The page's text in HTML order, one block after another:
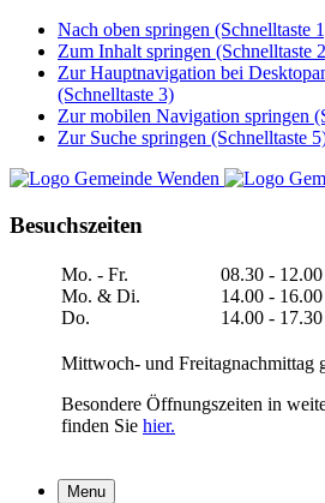
Nach oben springen (Schnelltaste
Zum Inhalt springen (Schnelltaste
Zur Hauptnavigation bei
(Schnelltaste 3)
Zur mobilen Navigation springen
Zur Suche springen (Schnelltaste
Besuchszeiten
Mo. - Fr.
Mo. & Di.
Do.
08.30 -
14.00 -
14.00 -
Mittwoch- und Freitagnachmittag
Besondere Öffnungszeiten in
finden Sie hier.
Menu